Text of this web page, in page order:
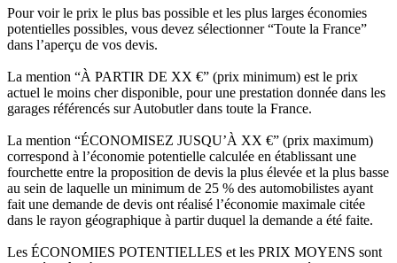
Pour voir le prix le plus bas possible et les plus larges économies
potentielles possibles, vous devez sélectionner “Toute la France”
dans l’aperçu de vos devis.
La mention “À PARTIR DE XX €” (prix minimum) est le prix
actuel le moins cher disponible, pour une prestation donnée dans les
garages référencés sur Autobutler dans toute la France.
La mention “ÉCONOMISEZ JUSQU’À XX €” (prix maximum)
correspond à l’économie potentielle calculée en établissant une
fourchette entre la proposition de devis la plus élevée et la plus basse
au sein de laquelle un minimum de 25 % des automobilistes ayant
fait une demande de devis ont réalisé l’économie maximale citée
dans le rayon géographique à partir duquel la demande a été faite.
Les ÉCONOMIES POTENTIELLES et les PRIX MOYENS sont